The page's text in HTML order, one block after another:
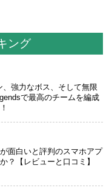
ング
、強力なボス、そして無限
で最高のチームを編成
面白いと評判のスマホアプ
？【レビューと口コミ】